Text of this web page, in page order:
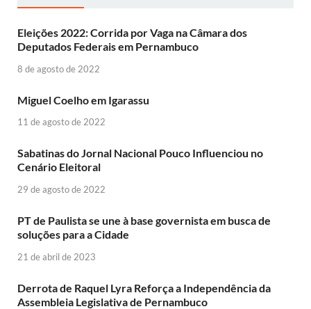
Eleições 2022: Corrida por Vaga na Câmara dos
Deputados Federais em Pernambuco
8 de agosto de 2022
Miguel Coelho em Igarassu
11 de agosto de 2022
Sabatinas do Jornal Nacional Pouco Influenciou no
Cenário Eleitoral
29 de agosto de 2022
PT de Paulista se une à base governista em busca de
soluções para a Cidade
21 de abril de 2023
Derrota de Raquel Lyra Reforça a Independência da
Assembleia Legislativa de Pernambuco